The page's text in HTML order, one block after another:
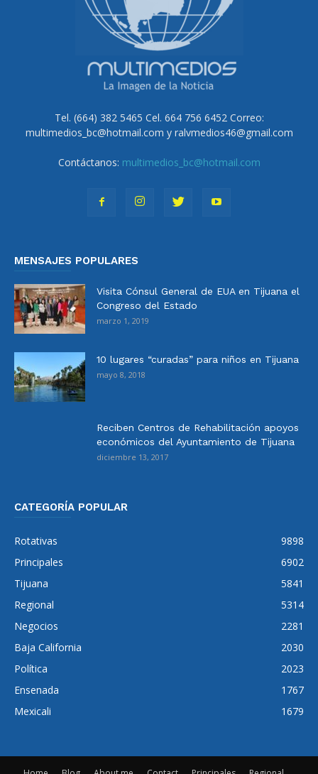
Tel. (664) 382 5465 Cel. 664 756 6452 Correo:
multimedios_bc@hotmail.com y ralvmedios46@gmail.com
Contáctanos: multimedios_bc@hotmail.com
MENSAJES POPULARES
Visita Cónsul General de EUA en Tijuana el
Congreso del Estado
marzo 1, 2019
10 lugares “curadas” para niños en Tijuana
mayo 8, 2018
Reciben Centros de Rehabilitación apoyos
económicos del Ayuntamiento de Tijuana
diciembre 13, 2017
CATEGORÍA POPULAR
Rotativas
9898
Principales
6902
Tijuana
5841
Regional
5314
Negocios
2281
Baja California
2030
Política
2023
Ensenada
1767
Mexicali
1679